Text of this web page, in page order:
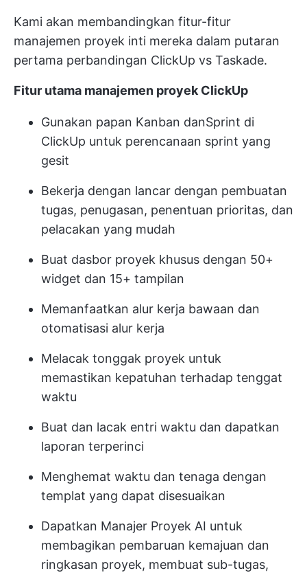
Kami akan membandingkan fitur-fitur
manajemen proyek inti mereka dalam putaran
pertama perbandingan ClickUp vs Taskade.
Fitur utama manajemen proyek ClickUp
Gunakan papan Kanban danSprint di
ClickUp untuk perencanaan sprint yang
gesit
Bekerja dengan lancar dengan pembuatan
tugas, penugasan, penentuan prioritas, dan
pelacakan yang mudah
Buat dasbor proyek khusus dengan 50+
widget dan 15+ tampilan
Memanfaatkan alur kerja bawaan dan
otomatisasi alur kerja
Melacak tonggak proyek untuk
memastikan kepatuhan terhadap tenggat
waktu
Buat dan lacak entri waktu dan dapatkan
laporan terperinci
Menghemat waktu dan tenaga dengan
templat yang dapat disesuaikan
Dapatkan Manajer Proyek AI untuk
membagikan pembaruan kemajuan dan
ringkasan proyek, membuat sub-tugas,